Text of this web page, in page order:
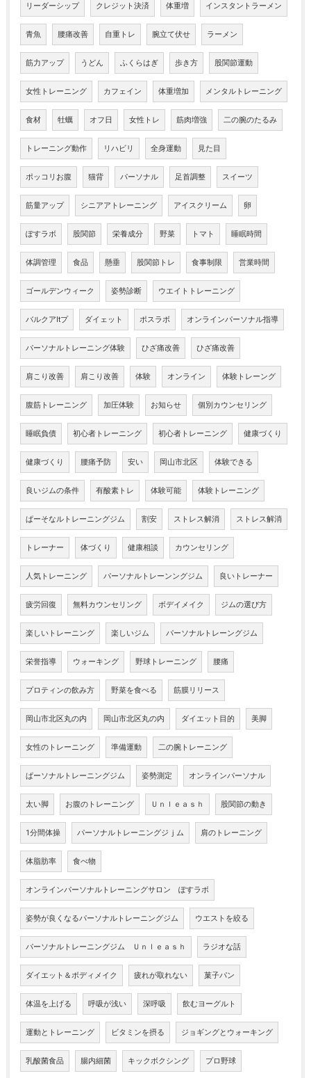
リーダーシップ クレジット決済 体重増 インスタントラーメン
青魚 腰痛改善 自重トレ 腕立て伏せ ラーメン
筋力アップ うどん ふくらはぎ 歩き方 股関節運動
女性トレーニング カフェイン 体重増加 メンタルトレーニング
食材 牡蠣 オフ日 女性トレ 筋肉増強 二の腕のたるみ
トレーニング動作 リハビリ 全身運動 見た目
ポッコリお腹 猫背 パーソナル 足首調整 スイーツ
筋量アップ シニアアトレーニング アイスクリーム 卵
ぽすラボ 股関節 栄養成分 野菜 トマト 睡眠時間
体調管理 食品 懸垂 股関節トレ 食事制限 営業時間
ゴールデンウィーク 姿勢診断 ウエイトトレーニング
バルクアltプ ダイェット ポスラボ オンラインパーソナル指導
パーソナルトレーニング体験 ひざ痛改善 ひざ痛改善
肩こり改善 肩こり改善 体験 オンライン 体験トレーング
腹筋トレーニング 加圧体験 お知らせ 個別カウンセリング
睡眠負債 初心者トレーニング 初心者トレーニング 健康づくり
健康づくり 腰痛予防 安い 岡山市北区 体験できる
良いジムの条件 有酸素トレ 体験可能 体験トレーニング
ぱーそなルトレーニングジム 割安 ストレス解消 ストレス解消
トレーナー 体づくり 健康相談 カウンセリング
人気トレーニング パーソナルトレーンングジム 良いトレーナー
疲労回復 無料カウンセリング ボデイメイク ジムの選び方
楽しいトレーニング 楽しいジム パーソナルトレーングジム
栄誉指導 ウォーキング 野球トレーニング 腰痛
プロティンの飲み方 野菜を食べる 筋膜リリース
岡山市北区丸の内 岡山市北区丸の内 ダイエット目的 美脚
女性のトレーニング 準備運動 二の腕トレーニング
ぱーソナルトレーニングジム 姿勢測定 オンラインパーソナル
太い脚 お腹のトレーニング Ｕｎｌｅａｓｈ 股関節の動き
1分間体操 パーソナルトレーニングジｊム 肩のトレーニング
体脂肪率 食べ物
オンラインパーソナルトレーニングサロン ぽすラボ
姿勢が良くなるパーソナルトレーニングジム ウエストを絞る
パーソナルトレーニングジム Ｕｎｌｅａｓｈ ラジオな話
ダイエット＆ボディメイク 疲れが取れない 菓子パン
体温を上げる 呼吸が浅い 深呼吸 飲むヨーグルト
運動とトレーニング ビタミンを摂る ジョギングとウォーキング
乳酸菌食品 腸内細菌 キックボクシング プロ野球